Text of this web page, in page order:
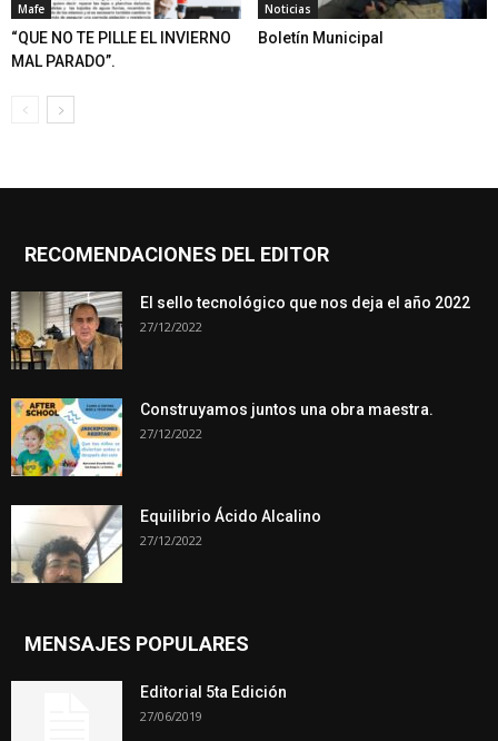
Mafe
“QUE NO TE PILLE EL INVIERNO
MAL PARADO”.
Noticias
Boletín Municipal
RECOMENDACIONES DEL EDITOR
El sello tecnológico que nos deja el año 2022
27/12/2022
Construyamos juntos una obra maestra.
27/12/2022
Equilibrio Ácido Alcalino
27/12/2022
MENSAJES POPULARES
Editorial 5ta Edición
27/06/2019